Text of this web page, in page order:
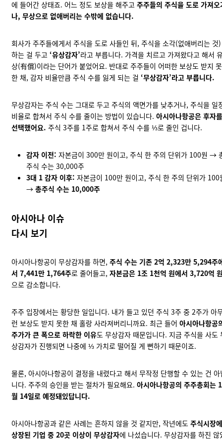
에 들어간 상태죠. 어느 정도 보상을 해주고 주주들의 주식을 도로 가져오
나, 무상으로 없애버리는 수밖에 없습니다.
회사가 주주들에게서 주식을 도로 사들인 뒤, 주식을 소각(없애버리는 것)
하는 걸 두고 ‘유상감자’라고 부릅니다. 가격을 치르고 가져왔다고 해서
상(有償)이라는 단어가 붙었어요. 반대로 주주들이 어떠한 보상도 받지 못
한 채, 감자 비율만큼 주식 수를 잃게 되는 걸 ‘무상감자’라고 부릅니다.
무상감자는 주식 수는 그대로 두고 주식의 액면가를 낮추거나, 주식을 일
비율로 합쳐서 주식 수를 줄이는 방법이 있습니다. 아시아나항공은 후자를
선택했어요. 주식 3주를 1주로 합쳐서 주식 수를 ⅓로 줄인 겁니다.
감자 이전: 자본금이 300만 원이고, 주식 한 주의 단위가 100원 →
주식 수는 30,000주
3대 1 감자 이후: 자본금이 100만 원이고, 주식 한 주의 단위가 100
→ 총주식 수는 10,000주
아시아나 이슈
다시 보기
아시아나항공이 무상감자를 하면, 주식 수는 기존 2억 2,323만 5,294주
서 7,441만 1,764주로 줄어들고, 자본금은 1조 1천억 원에서 3,720억
으로 감소합니다.
주주 입장에서는 황당한 일입니다. 내가 들고 있던 주식 3주 중 2주가 아
런 보상도 받지 못한 채 홀랑 사라져버리니까요. 최근 들어 아시아나항공
주가가 큰 폭으로 하락한 이유도 무상감자 때문입니다. 지금 주식을 사도
상감자가 진행되면 나중에 ⅓ 가치로 떨어질 게 뻔하기 때문이죠.
물론, 아시아나항공이 결정을 내렸다고 해서 무작정 단행할 수 있는 건 아
니다. 주주의 승인을 받는 절차가 필요해요. 아시아나항공의 주주총회는
월 14일로 예정돼있답니다.
아시아나항공과 같은 사례는 흔하지 않을 것 같지만, 작년에도 주식시장에
상장된 기업 중 20곳 이상이 무상감자에 나섰습니다. 무상감자를 하진 않